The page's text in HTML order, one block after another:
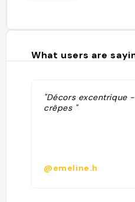
What users are
"Décors excentrique
crêpes "
@emeline.h